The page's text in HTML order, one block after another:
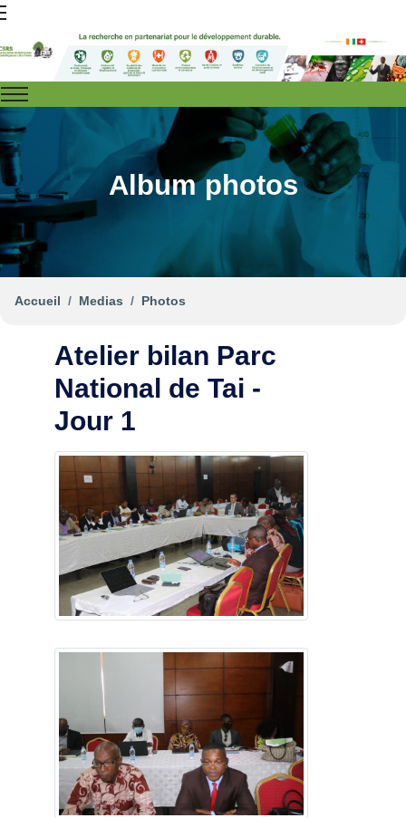
Album photos
Accueil Medias Photos
Atelier bilan Parc
National de Tai -
Jour 1